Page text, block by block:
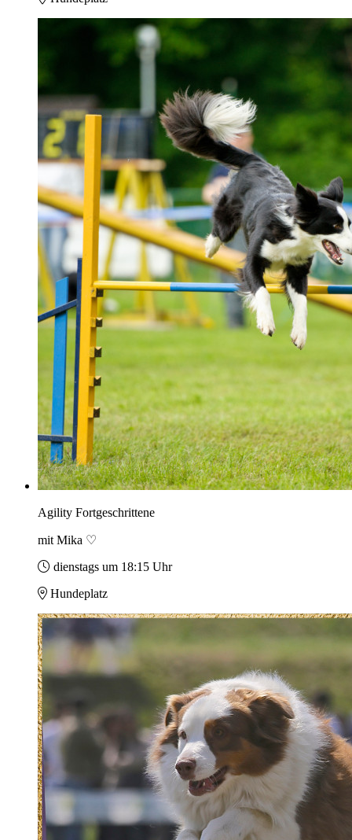
Agility Fortgeschrittene
mit Mika ♡
dienstags um 18:15 Uhr
Hundeplatz